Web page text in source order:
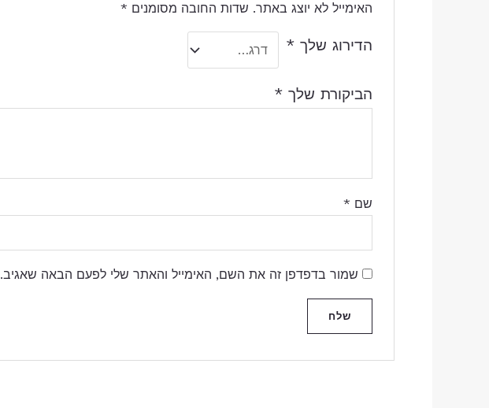
האימייל לא יוצג באתר. שדות החובה מסומנים *
הדירוג שלך *
הביקורת שלך *
שם *
שמור בדפדפן זה את השם, האימייל והאתר שלי לפעם הבאה שאגיב.